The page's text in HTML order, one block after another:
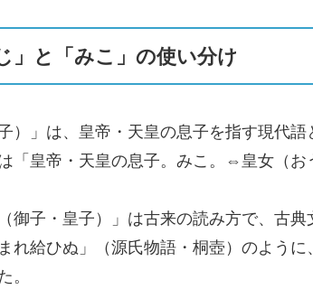
」と「みこ」の使い分け
）」は、皇帝・天皇の息子を指す現代
「皇帝・天皇の息子。みこ。⇔皇女（お
御子・皇子）」は古来の読み方で、古
れ給ひぬ」（源氏物語・桐壺）のよう
。